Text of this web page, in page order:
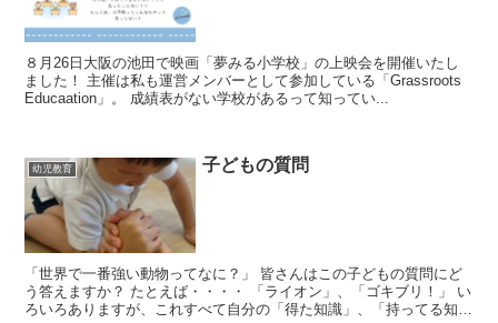
８月26日大阪の池田で映画「夢みる小学校」の上映会を開催いたし
ました！ 主催は私も運営メンバーとして参加している「Grassroots
Educaation」。 成績表がない学校があるって知ってい...
幼児教育 子どもの質問
「世界で一番強い動物ってなに？」 皆さんはこの子どもの質問にど
う答えますか？ たとえば・・・・ 「ライオン」、「ゴキブリ！」 い
ろいろありますが、これすべて自分の「得た知識」、「持ってる知